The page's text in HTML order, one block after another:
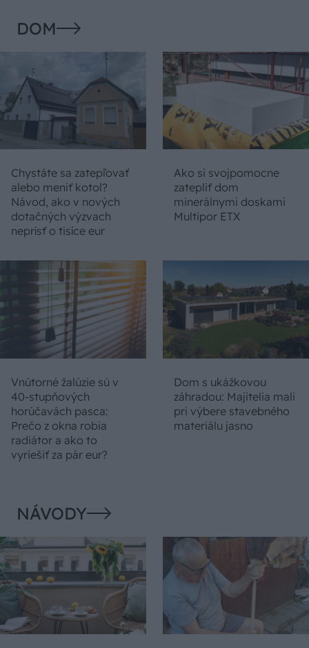
DOM
Chystáte sa zatepľovať
alebo meniť kotol?
Návod, ako v nových
dotačných výzvach
neprísť o tisíce eur
Ako si svojpomocne
zatepliť dom
minerálnymi doskami
Multipor ETX
Vnútorné žalúzie sú v
40-stupňových
horúčavách pasca:
Prečo z okna robia
radiátor a ako to
vyriešiť za pár eur?
Dom s ukážkovou
záhradou: Majitelia mali
pri výbere stavebného
materiálu jasno
NÁVODY